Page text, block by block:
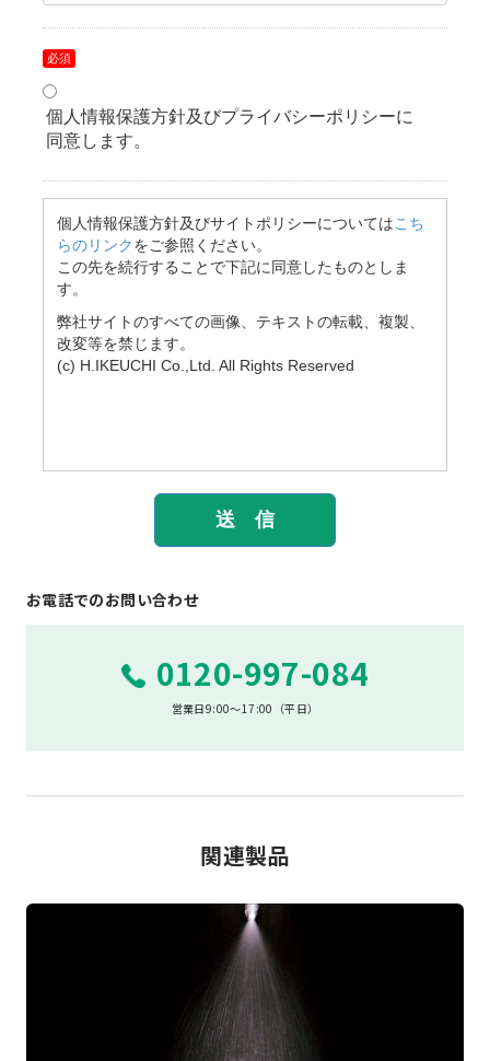
お電話でのお問い合わせ
0120-997-084
営業日9:00～17:00（平日）
関連製品